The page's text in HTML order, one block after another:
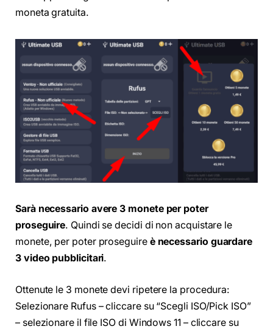
moneta gratuita.
Sarà necessario avere 3 monete per poter
proseguire. Quindi se decidi di non acquistare le
monete, per poter proseguire è necessario guardare
3 video pubblicitari.
Ottenute le 3 monete devi ripetere la procedura:
Selezionare Rufus – cliccare su “Scegli ISO/Pick ISO”
– selezionare il file ISO di Windows 11 – cliccare su